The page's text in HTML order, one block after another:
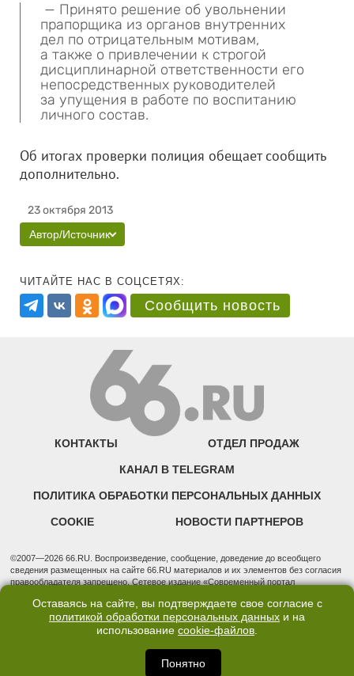
— Принято решение об увольнении
прапорщика из органов внутренних
дел по отрицательным мотивам,
а также о привлечении к строгой
дисциплинарной ответственности его
непосредственных руководителей
за упущения в работе по воспитанию
личного состав.
Об итогах проверки полиция обещает сообщить
дополнительно.
23 октября 2013
Автор/Источник
ЧИТАЙТЕ НАС В СОЦСЕТЯХ:
Сообщить новость
КОНТАКТЫ ОТДЕЛ ПРОДАЖ
КАНАЛ В TELEGRAM
ПОЛИТИКА ОБРАБОТКИ ПЕРСОНАЛЬНЫХ ДАННЫХ
COOKIE НОВОСТИ ПАРТНЕРОВ
©2007—2026 66.RU. Воспроизведение, сообщение, доведение до всеобщего
сведения размещенных на сайте 66.RU материалов и их элементов без согласия
правообладателя запрещено. Сетевое издание «Современный портал
надзору в сфере связи, информационных технологий и массовых коммуникаций
(Роскомнадзор). Регистрационный номер ЭЛ № ФС 77 - 76634 от 02.09.2019
Учредитель: Общество с ограниченной ответственностью "66.ру". Юридический
3, оф. 7015 Фактический адрес редакции и отдела продаж: 620014, Свердловская
обл., г. Екатеринбург, ул. Бориса Ельцина, д. 3, оф. 7015, +7 (343) 288-50-66
Оставаясь на сайте, вы подтверждаете свое согласие с
политикой обработки персональных данных и на
использование cookie-файлов.
Понятно